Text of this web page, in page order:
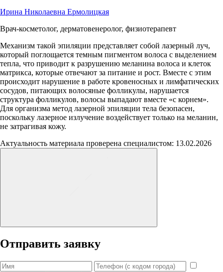
Ирина Николаевна Ермолицкая
Врач-косметолог, дерматовенеролог, физиотерапевт
Механизм такой эпиляции представляет собой лазерный луч,
который поглощается темным пигментом волоса с выделением
тепла, что приводит к разрушению меланина волоса и клеток
матрикса, которые отвечают за питание и рост. Вместе с этим
происходит нарушение в работе кровеносных и лимфатических
сосудов, питающих волосяные фолликулы, нарушается
структура фолликулов, волосы выпадают вместе «с корнем».
Для организма метод лазерной эпиляции тела безопасен,
поскольку лазерное излучение воздействует только на меланин,
не затрагивая кожу.
Актуальность материала проверена специалистом: 13.02.2026
Отправить заявку